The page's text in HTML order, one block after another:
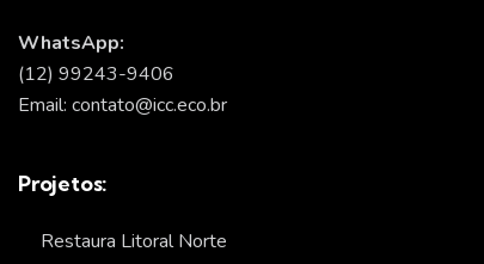
WhatsApp:
(12) 99243-9406
Email: contato@icc.eco.br
Projetos:
Restaura Litoral Norte